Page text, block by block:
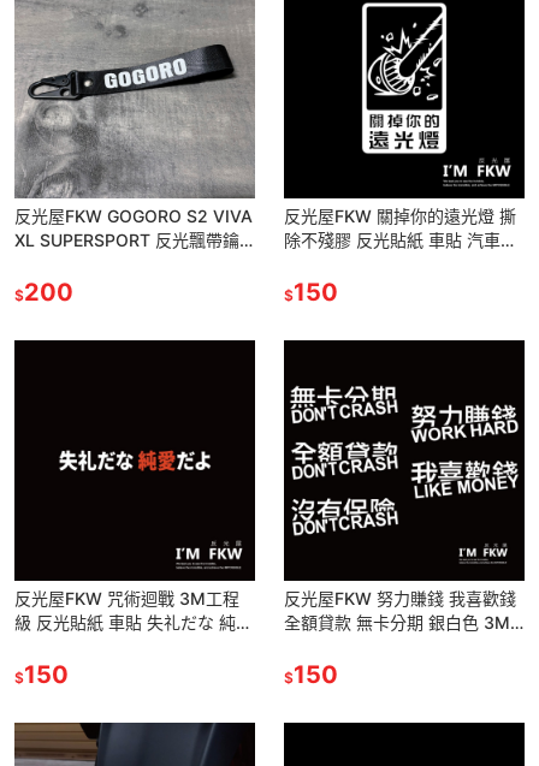
反光屋FKW GOGORO S2 VIVA
XL SUPERSPORT 反光飄帶鑰
車種
$200
反光屋FKW 關掉你的遠光燈 撕
除不殘膠 反光貼紙 車貼 汽車貼
貼 尺寸見清單標示
$150
反光屋FKW 咒術迴戰 3M工程
級 反光貼紙 車貼 失礼だな 純愛
愛戰士貼紙 純愛
$150
反光屋FKW 努力賺錢 我喜歡錢
全額貸款 無卡分期 銀白色 3M
貼紙 汽車貼紙
$150